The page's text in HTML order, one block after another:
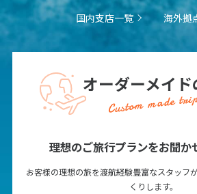
国内支店一覧 海外拠
オーダーメイ
Custom made
理想のご旅行プランをお聞か
お客様の理想の旅を渡航経験豊富なスタッフ
くりします。